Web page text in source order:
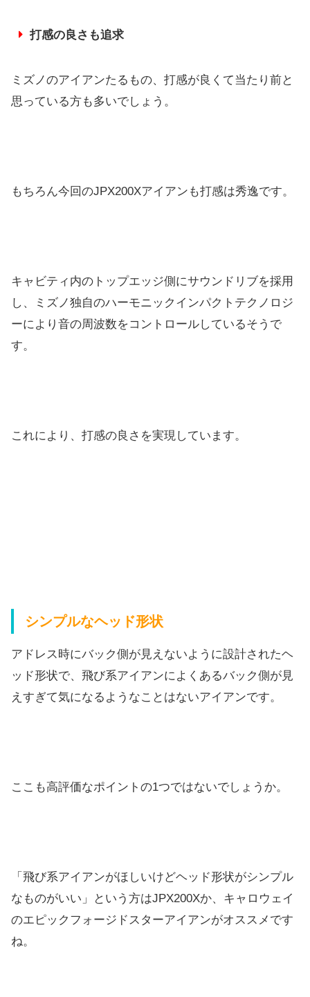
打感の良さも追求
ミズノのアイアンたるもの、打感が良くて当たり前と
思っている方も多いでしょう。
もちろん今回のJPX200Xアイアンも打感は秀逸です。
キャビティ内のトップエッジ側にサウンドリブを採用
し、ミズノ独自のハーモニックインパクトテクノロジ
ーにより音の周波数をコントロールしているそうで
す。
これにより、打感の良さを実現しています。
シンプルなヘッド形状
アドレス時にバック側が見えないように設計されたヘ
ッド形状で、飛び系アイアンによくあるバック側が見
えすぎて気になるようなことはないアイアンです。
ここも高評価なポイントの1つではないでしょうか。
「飛び系アイアンがほしいけどヘッド形状がシンプル
なものがいい」という方はJPX200Xか、キャロウェイ
のエピックフォージドスターアイアンがオススメです
ね。